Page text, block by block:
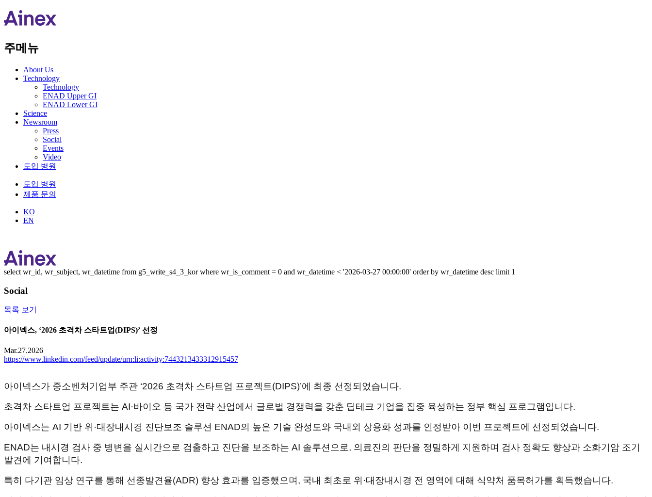
주메뉴
About Us​
Technology
Technology
ENAD Upper GI
ENAD Lower GI
Science
Newsroom
Press
Social
Events
Video
도입 병원
도입 병원
제품 문의
KO
EN
select wr_id, wr_subject, wr_datetime from g5_write_s4_3_kor where wr_is_comment = 0 and wr_datetime < '2026-03-27 00:00:00' order by wr_datetime desc limit 1
Social
목록 보기
아이넥스, ‘2026 초격차 스타트업(DIPS)’ 선정
Mar.27.2026
https://www.linkedin.com/feed/update/urn:li:activity:7443213433312915457
아이넥스가 중소벤처기업부 주관 ‘2026 초격차 스타트업 프로젝트(DIPS)’에 최종 선정되었습니다.
초격차 스타트업 프로젝트는 AI·바이오 등 국가 전략 산업에서 글로벌 경쟁력을 갖춘 딥테크 기업을 집중 육성하는 정부 핵심 프로그램입니다.
아이넥스는 AI 기반 위·대장내시경 진단보조 솔루션 ENAD의 높은 기술 완성도와 국내외 상용화 성과를 인정받아 이번 프로젝트에 선정되었습니다.
ENAD는 내시경 검사 중 병변을 실시간으로 검출하고 진단을 보조하는 AI 솔루션으로, 의료진의 판단을 정밀하게 지원하며 검사 정확도 향상과 소화기암 조기
발견에 기여합니다.
특히 다기관 임상 연구를 통해 선종발견율(ADR) 향상 효과를 입증했으며, 국내 최초로 위·대장내시경 전 영역에 대해 식약처 품목허가를 획득했습니다.